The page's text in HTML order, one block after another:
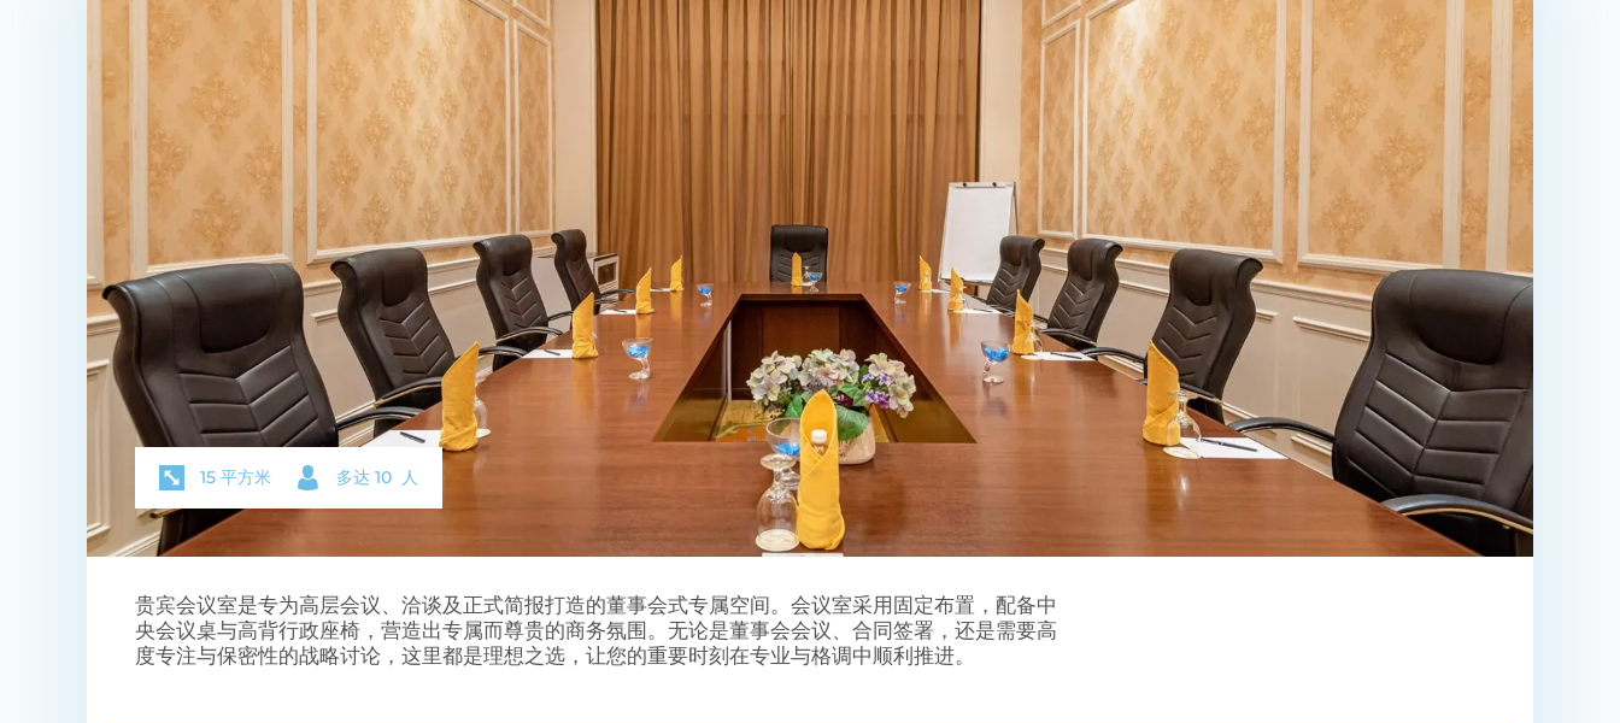
15 平方米 多达 10 人
贵宾会议室是专为高层会议、洽谈及正式简报打造的董事会式专属空间。会议室采用固定布置，配备中
央会议桌与高背行政座椅，营造出专属而尊贵的商务氛围。无论是董事会会议、合同签署，还是需要高
度专注与保密性的战略讨论，这里都是理想之选，让您的重要时刻在专业与格调中顺利推进。